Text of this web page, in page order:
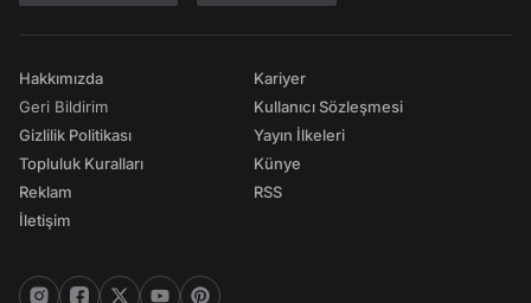
Hakkımızda
Geri Bildirim
Gizlilik Politikası
Topluluk Kuralları
Reklam
İletişim
Kariyer
Kullanıcı Sözleşmesi
Yayın İlkeleri
Künye
RSS